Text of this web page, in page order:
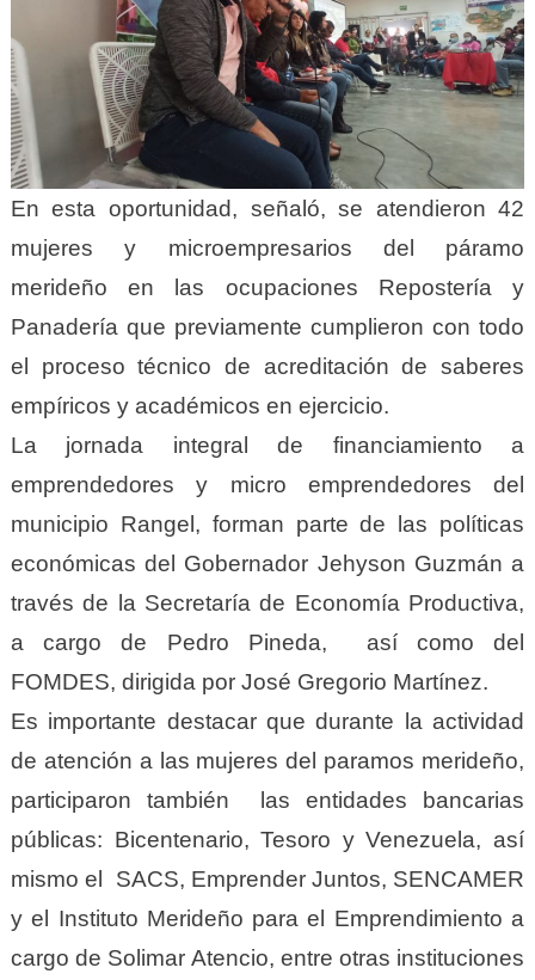
En esta oportunidad, señaló, se atendieron 42
mujeres y microempresarios del páramo
merideño en las ocupaciones Repostería y
Panadería que previamente cumplieron con todo
el proceso técnico de acreditación de saberes
empíricos y académicos en ejercicio.
La jornada integral de financiamiento a
emprendedores y micro emprendedores del
municipio Rangel, forman parte de las políticas
económicas del Gobernador Jehyson Guzmán a
través de la Secretaría de Economía Productiva,
a cargo de Pedro Pineda, así como del
FOMDES, dirigida por José Gregorio Martínez.
Es importante destacar que durante la actividad
de atención a las mujeres del paramos merideño,
participaron también las entidades bancarias
públicas: Bicentenario, Tesoro y Venezuela, así
mismo el SACS, Emprender Juntos, SENCAMER
y el Instituto Merideño para el Emprendimiento a
cargo de Solimar Atencio, entre otras instituciones